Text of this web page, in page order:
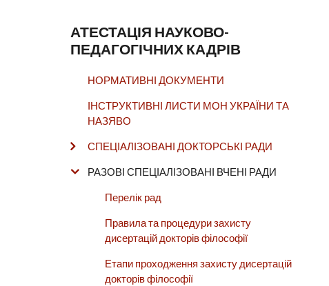
АТЕСТАЦІЯ НАУКОВО-
ПЕДАГОГІЧНИХ КАДРІВ
НОРМАТИВНІ ДОКУМЕНТИ
ІНСТРУКТИВНІ ЛИСТИ МОН УКРАЇНИ ТА
НАЗЯВО
СПЕЦІАЛІЗОВАНІ ДОКТОРСЬКІ РАДИ
РАЗОВІ СПЕЦІАЛІЗОВАНІ ВЧЕНІ РАДИ
Перелік рад
Правила та процедури захисту
дисертацій докторів філософії
Етапи проходження захисту дисертацій
докторів філософії